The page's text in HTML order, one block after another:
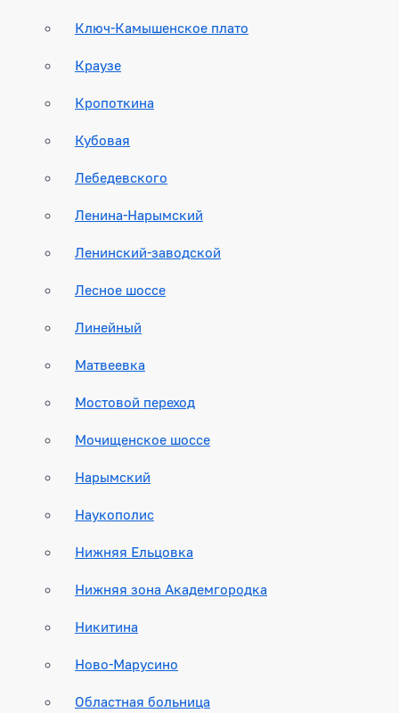
Ключ-Камышенское плато
Краузе
Кропоткина
Кубовая
Лебедевского
Ленина-Нарымский
Ленинский-заводской
Лесное шоссе
Линейный
Матвеевка
Мостовой переход
Мочищенское шоссе
Нарымский
Наукополис
Нижняя Ельцовка
Нижняя зона Академгородка
Никитина
Ново-Марусино
Областная больница